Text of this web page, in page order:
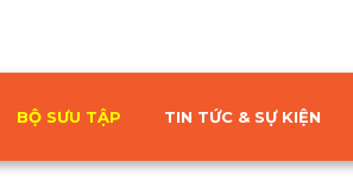
BỘ SƯU TẬP TIN TỨC & SỰ KIỆN